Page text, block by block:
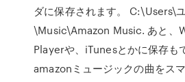
ダに保存されます。 C:\Users\
\Music\Amazon Music. あと、
Playerや、iTunesとかに保存も
amazonミュージックの曲をス